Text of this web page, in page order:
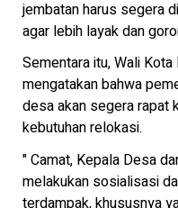
jembatan harus segera
agar lebih layak dan
Sementara itu, Wali
mengatakan bahwa
desa akan segera rapat
kebutuhan relokasi.
" Camat, Kepala Desa
melakukan sosialisasi
terdampak, khususnya